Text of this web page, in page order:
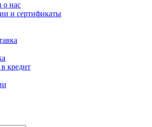
о нас
и сертификаты
кредит